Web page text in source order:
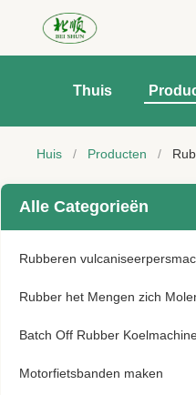
Thuis
Huis / Producten /
Alle Categorieën
Rubberen
Rubber het Mengen zich
Batch Off Rubber
Motorfietsbanden maken